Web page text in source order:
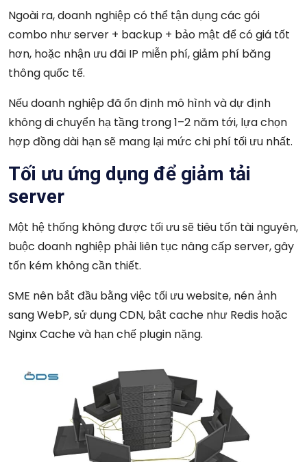
Ngoài ra, doanh nghiệp có thể tận dụng các gói
combo như server + backup + bảo mật để có giá tốt
hơn, hoặc nhận ưu đãi IP miễn phí, giảm phí băng
thông quốc tế.
Nếu doanh nghiệp đã ổn định mô hình và dự định
không di chuyển hạ tầng trong 1–2 năm tới, lựa chọn
hợp đồng dài hạn sẽ mang lại mức chi phí tối ưu nhất.
Tối ưu ứng dụng để giảm tải
server
Một hệ thống không được tối ưu sẽ tiêu tốn tài nguyên,
buộc doanh nghiệp phải liên tục nâng cấp server, gây
tốn kém không cần thiết.
SME nên bắt đầu bằng việc tối ưu website, nén ảnh
sang WebP, sử dụng CDN, bật cache như Redis hoặc
Nginx Cache và hạn chế plugin nặng.